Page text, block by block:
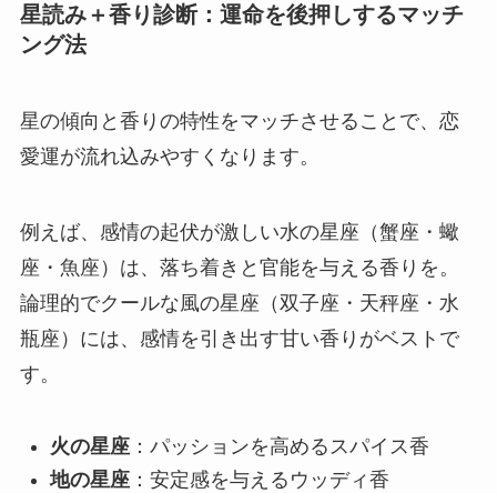
星読み＋香り診断：運命を後押しするマッチ
ング法
星の傾向と香りの特性をマッチさせることで、恋
愛運が流れ込みやすくなります。
例えば、感情の起伏が激しい水の星座（蟹座・蠍
座・魚座）は、落ち着きと官能を与える香りを。
論理的でクールな風の星座（双子座・天秤座・水
瓶座）には、感情を引き出す甘い香りがベストで
す。
火の星座：パッションを高めるスパイス香
地の星座：安定感を与えるウッディ香